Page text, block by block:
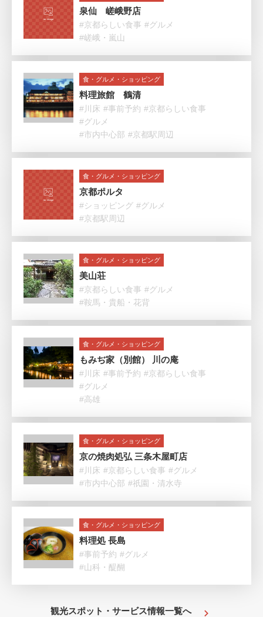
泉仙 嵯峨野店
#京都らしい食事 #グルメ
#嵯峨・嵐山
食・グルメ・ショッピング
料理旅館 鶴清
#川床 #事前予約 #京都らしい食事
#グルメ
#市内中心部 #京都駅周辺
食・グルメ・ショッピング
京都ポルタ
#ショッピング #グルメ
#京都駅周辺
食・グルメ・ショッピング
美山荘
#京都らしい食事 #グルメ
#鞍馬・貴船・花背
食・グルメ・ショッピング
もみぢ家（別館） 川の庵
#川床 #事前予約 #京都らしい食事
#グルメ
#高雄
食・グルメ・ショッピング
京の焼肉処弘 三条木屋町店
#川床 #京都らしい食事 #グルメ
#市内中心部 #祇園・清水寺
食・グルメ・ショッピング
料理処 長島
#事前予約 #グルメ
#山科・醍醐
観光スポット・サービス情報一覧へ